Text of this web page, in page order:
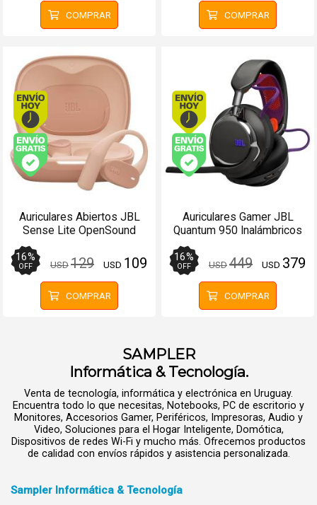
COMPRAR COMPRAR
Envío hoy. Comprando antes de 13Hs.
Envío gratis (Ver Envíos y Pagos)
Auriculares Abiertos JBL
Sense Lite OpenSound
Bluetooth 32Hs Beige
16%
OFF USD129 USD 109
COMPRAR
Envío hoy.
Envío gratis (Ver
Auriculares Gamer JBL
Quantum 950 Inalámbricos
16%
OFF USD449 USD 379
COMPRAR
SAMPLER
Informática & Tecnología.
Venta de tecnología, informática y electrónica en Uruguay.
Encuentra todo lo que necesitas, Notebooks, PC de escritorio y
Monitores, Accesorios Gamer, Periféricos, Impresoras, Audio y
Video, Soluciones para el Hogar Inteligente, Domótica,
Dispositivos de redes Wi-Fi y mucho más. Ofrecemos productos
de calidad con envíos rápidos y asistencia personalizada.
Sampler Informática & Tecnología